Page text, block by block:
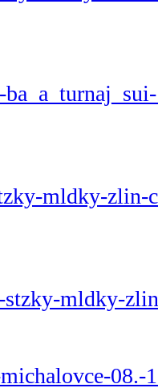
mldky-zlin-
mldky-
08.-